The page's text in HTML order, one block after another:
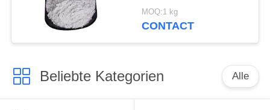
Schiff und
Stahlkonstruktionen
MOQ:1 kg
CONTACT
Beliebte Kategorien Alle